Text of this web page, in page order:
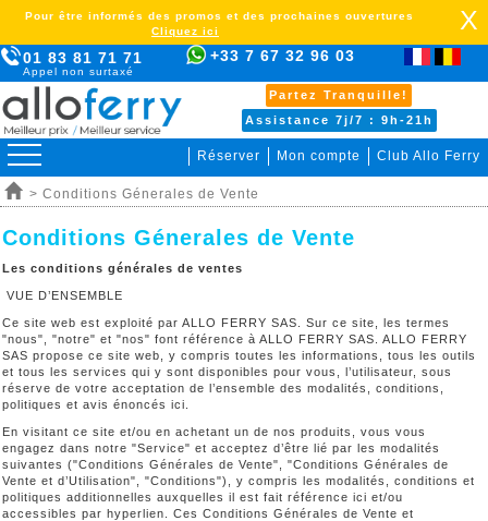
01 83 81 71 71
Appel non surtaxé
+33 7 67 32 96 03
Partez Tranquille!
Assistance 7j/7 : 9h-21h
Réserver Mon compte Club Allo Ferry
Pour être informés des promos et des prochaines ouvertures
Cliquez ici
X
> Conditions Génerales de Vente
Conditions Génerales de Vente
Les conditions générales de ventes
VUE D’ENSEMBLE
Ce site web est exploité par ALLO FERRY SAS. Sur ce site, les termes
"nous", "notre" et "nos" font référence à ALLO FERRY SAS. ALLO FERRY
SAS propose ce site web, y compris toutes les informations, tous les outils
et tous les services qui y sont disponibles pour vous, l’utilisateur, sous
réserve de votre acceptation de l’ensemble des modalités, conditions,
politiques et avis énoncés ici.
En visitant ce site et/ou en achetant un de nos produits, vous vous
engagez dans notre "Service" et acceptez d’être lié par les modalités
suivantes ("Conditions Générales de Vente", "Conditions Générales de
Vente et d’Utilisation", "Conditions"), y compris les modalités, conditions et
politiques additionnelles auxquelles il est fait référence ici et/ou
accessibles par hyperlien. Ces Conditions Générales de Vente et